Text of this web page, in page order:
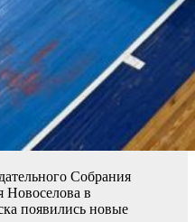
Собрания
Новоселова в
появились новые